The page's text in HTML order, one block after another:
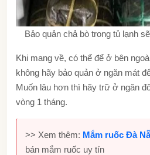
Bảo quản chả bò trong tủ lạnh
Khi mang về, có thể để ở bên
không hãy bảo quản ở ngăn mát
Muốn lâu hơn thì hãy trữ ở ngăn
vòng 1 tháng.
>> Xem thêm: Mắm ruốc Đà
bán mắm ruốc uy tín